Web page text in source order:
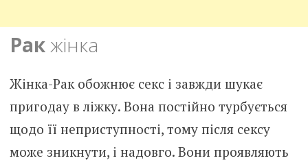
Ракжінка
Жінка-Рак обожнює секс і завжди шукає
пригодау в ліжку. Вона постійно турбується
щодо її неприступності, тому після сексу
може зникнути, і надовго. Вони проявляють